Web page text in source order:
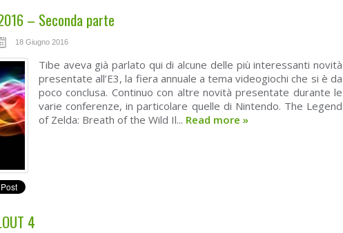
– Seconda parte
18 Giugno 2016
Tibe aveva già parlato qui di alcune delle più interessanti novità
presentate all’E3, la fiera annuale a tema videogiochi che si è da
poco conclusa. Continuo con altre novità presentate durante le
varie conferenze, in particolare quelle di Nintendo. The Legend
of Zelda: Breath of the Wild Il... Read more »
4